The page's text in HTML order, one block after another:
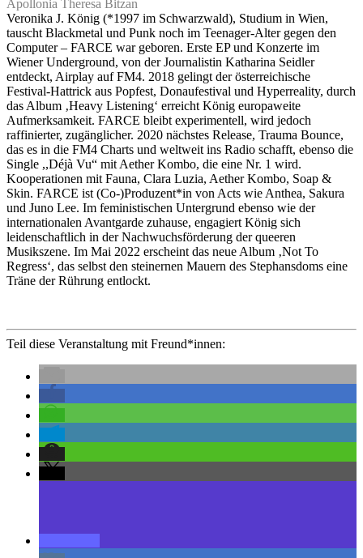
Apollonia Theresa Bitzan
Veronika J. König (*1997 im Schwarzwald), Studium in Wien,
tauscht Blackmetal und Punk noch im Teenager-Alter gegen den
Computer ‒ FARCE war geboren. Erste EP und Konzerte im
Wiener Underground, von der Journalistin Katharina Seidler
entdeckt, Airplay auf FM4. 2018 gelingt der österreichische
Festival-Hattrick aus Popfest, Donaufestival und Hyperreality, durch
das Album ‚Heavy Listening‘ erreicht König europaweite
Aufmerksamkeit. FARCE bleibt experimentell, wird jedoch
raffinierter, zugänglicher. 2020 nächstes Release, Trauma Bounce,
das es in die FM4 Charts und weltweit ins Radio schafft, ebenso die
Single ,,Déjà Vu“ mit Aether Kombo, die eine Nr. 1 wird.
Kooperationen mit Fauna, Clara Luzia, Aether Kombo, Soap &
Skin. FARCE ist (Co-)Produzent*in von Acts wie Anthea, Sakura
und Juno Lee. Im feministischen Untergrund ebenso wie der
internationalen Avantgarde zuhause, engagiert König sich
leidenschaftlich in der Nachwuchsförderung der queeren
Musikszene. Im Mai 2022 erscheint das neue Album ‚Not To
Regress‘, das selbst den steinernen Mauern des Stephansdoms eine
Träne der Rührung entlockt.
Teil diese Veranstaltung mit Freund*innen: